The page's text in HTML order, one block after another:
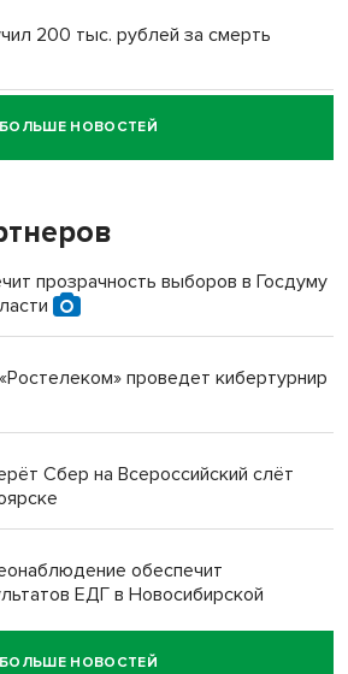
200 тыс. рублей за смерть
водителя за смерть
в новосибирском селе лошади
срок за избиение врачей
с женой вошли в топ-16
ВТБ открылось в Искитиме
БОЛЬШЕ НОВОСТЕЙ
прозрачность выборов в Госдуму
проведет кибертурнир
Сбер на Всероссийский слёт
обеспечит
ЕДГ в Новосибирской
БОЛЬШЕ НОВОСТЕЙ